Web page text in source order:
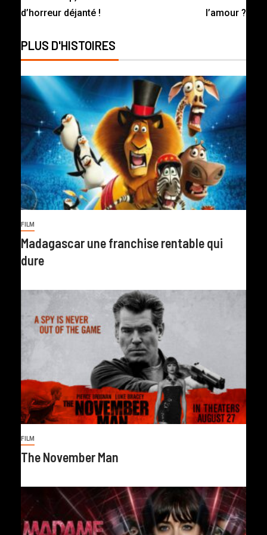
d’horreur déjanté !
l’amour ?
PLUS D'HISTOIRES
FILM
Madagascar une franchise rentable qui
dure
FILM
The November Man